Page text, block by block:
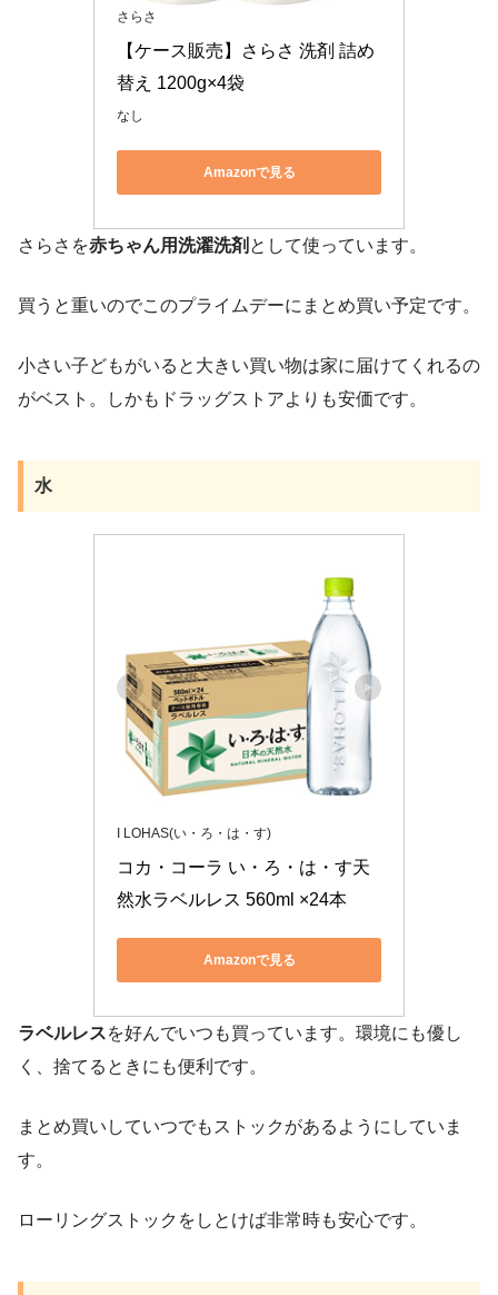
さらさ
【ケース販売】さらさ 洗剤 詰め
替え 1200g×4袋
なし
Amazonで見る
さらさを赤ちゃん用洗濯洗剤 として使っています。
買うと重いのでこのプライムデーにまとめ買い予定です。
小さい子どもがいると大きい買い物は家に届けてくれるの
がベスト。しかもドラッグストアよりも安価です。
水
I LOHAS(い・ろ・は・す)
コカ・コーラ い・ろ・は・す天
然水ラベルレス 560ml ×24本
Amazonで見る
ラベルレスを好んでいつも買っています。環境にも優し
く、捨てるときにも便利です。
まとめ買いしていつでもストックがあるようにしていま
す。
ローリングストックをしとけば非常時も安心です。